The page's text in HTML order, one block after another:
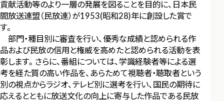
貢献活動等のより一層の発展を図ることを目的に、日本民
間放送連盟（民放連）が1953(昭和28)年に創設した賞で
す。
部門・種目別に審査を行い、優秀な成績と認められる作
品および民放の信用と権威を高めたと認められる活動を表
彰します。さらに、番組については、学識経験者等による選
考を経た質の高い作品を、あらためて視聴者・聴取者という
別の視点からラジオ、テレビ別に選考を行い、国民の期待に
応えるとともに放送文化の向上に寄与した作品である民放